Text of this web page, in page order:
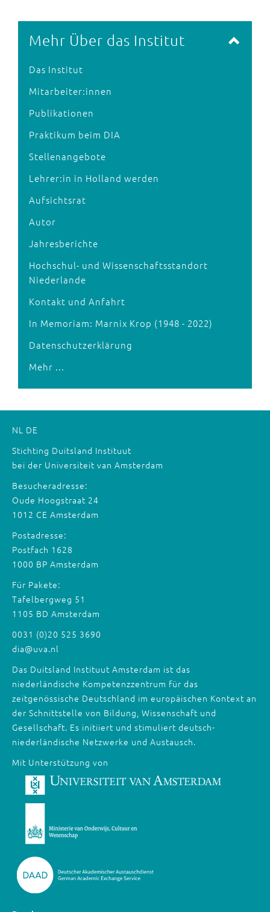
Mehr Über das Institut
Das Institut
Mitarbeiter:innen
Publikationen
Praktikum beim DIA
Stellenangebote
Lehrer:in in Holland werden
Aufsichtsrat
Autor
Jahresberichte
Hochschul- und Wissenschaftsstandort
Niederlande
Kontakt und Anfahrt
In Memoriam: Marnix Krop (1948 - 2022)
Datenschutzerklärung
Mehr ...
NL DE
Stichting Duitsland Instituut
bei der Universiteit van Amsterdam
Besucheradresse:
Oude Hoogstraat 24
1012 CE Amsterdam
Postadresse:
Postfach 1628
1000 BP Amsterdam
Für Pakete:
Tafelbergweg 51
1105 BD Amsterdam
0031 (0)20 525 3690
dia@uva.nl
Das Duitsland Instituut Amsterdam ist das
niederländische Kompetenzzentrum für das
zeitgenössische Deutschland im europäischen Kontext an
der Schnittstelle von Bildung, Wissenschaft und
Gesellschaft. Es initiiert und stimuliert deutsch-
niederländische Netzwerke und Austausch.
Mit Unterstützung von